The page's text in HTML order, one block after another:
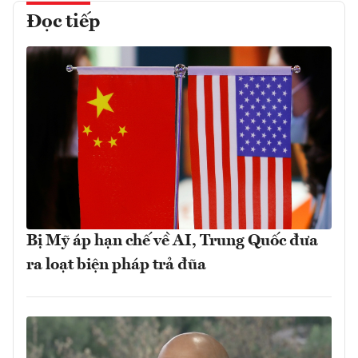
Đọc tiếp
Bị Mỹ áp hạn chế về AI, Trung Quốc đưa
ra loạt biện pháp trả đũa